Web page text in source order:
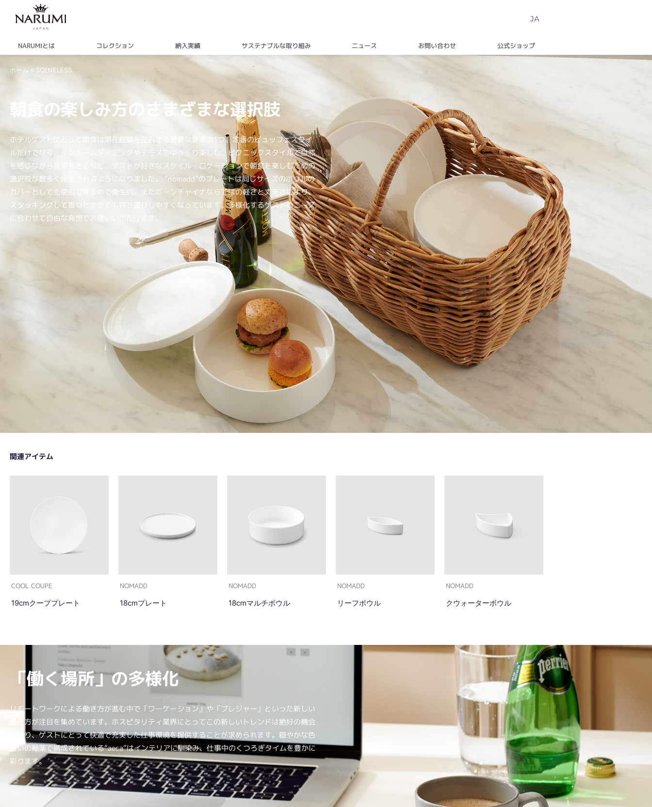
JA
NARUMIとは コレクション 納入実績 サステナブルな取り組み ニュース お問い合わせ 公式ショップ
ホーム » SCENELESS
朝食の楽しみ方のさまざまな選択肢
ホテルゲストにとって朝食は滞在経験を左右する重要な要素の1つ。定番のビュッフェスタイ
ルだけでなく、インルームダイニングやテラスでゆっくり楽しむ、ピクニックスタイルで自然
を感じながら食事をとるなど、ゲストが好きなスタイル・ロケーションで朝食を楽しむための
選択肢が数多く用意されるようになりました。 “nomadd”のプレートは同じサイズのボウルの
カバーとしても使用できるので衛生的。またボーンチャイナならではの軽さと丈夫さにより、
スタッキングして重ねたままでも持ち運びしやすくなっています。多様化するゲストのニーズ
に合わせて自由な発想でお使いいただけます。
関連アイテム
COOL COUPE
19cmクーププレート
NOMADD
18cmプレート
NOMADD
18cmマルチボウル
NOMADD
リーフボウル
NOMADD
クウォーターボウル
「働く場所」の多様化
リモートワークによる働き方が進む中で「ワーケーション」や「ブレジャー」といった新しい
働き方が注目を集めています。ホスピタリティ業界にとってこの新しいトレンドは絶好の機会
であり、ゲストにとって快適で充実した仕事環境を提供することが求められます。穏やかな色
合いの釉薬で構成されている“aeca”はインテリアに馴染み、仕事中のくつろぎタイムを豊かに
彩ります。